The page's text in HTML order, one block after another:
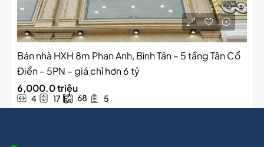
Bán nhà HXH 8m Phan Anh, Bình Tân – 5 tầng Tân Cổ
Điển – 5PN – giá chỉ hơn 6 tỷ
6,000.0 triệu
4 17 68 5